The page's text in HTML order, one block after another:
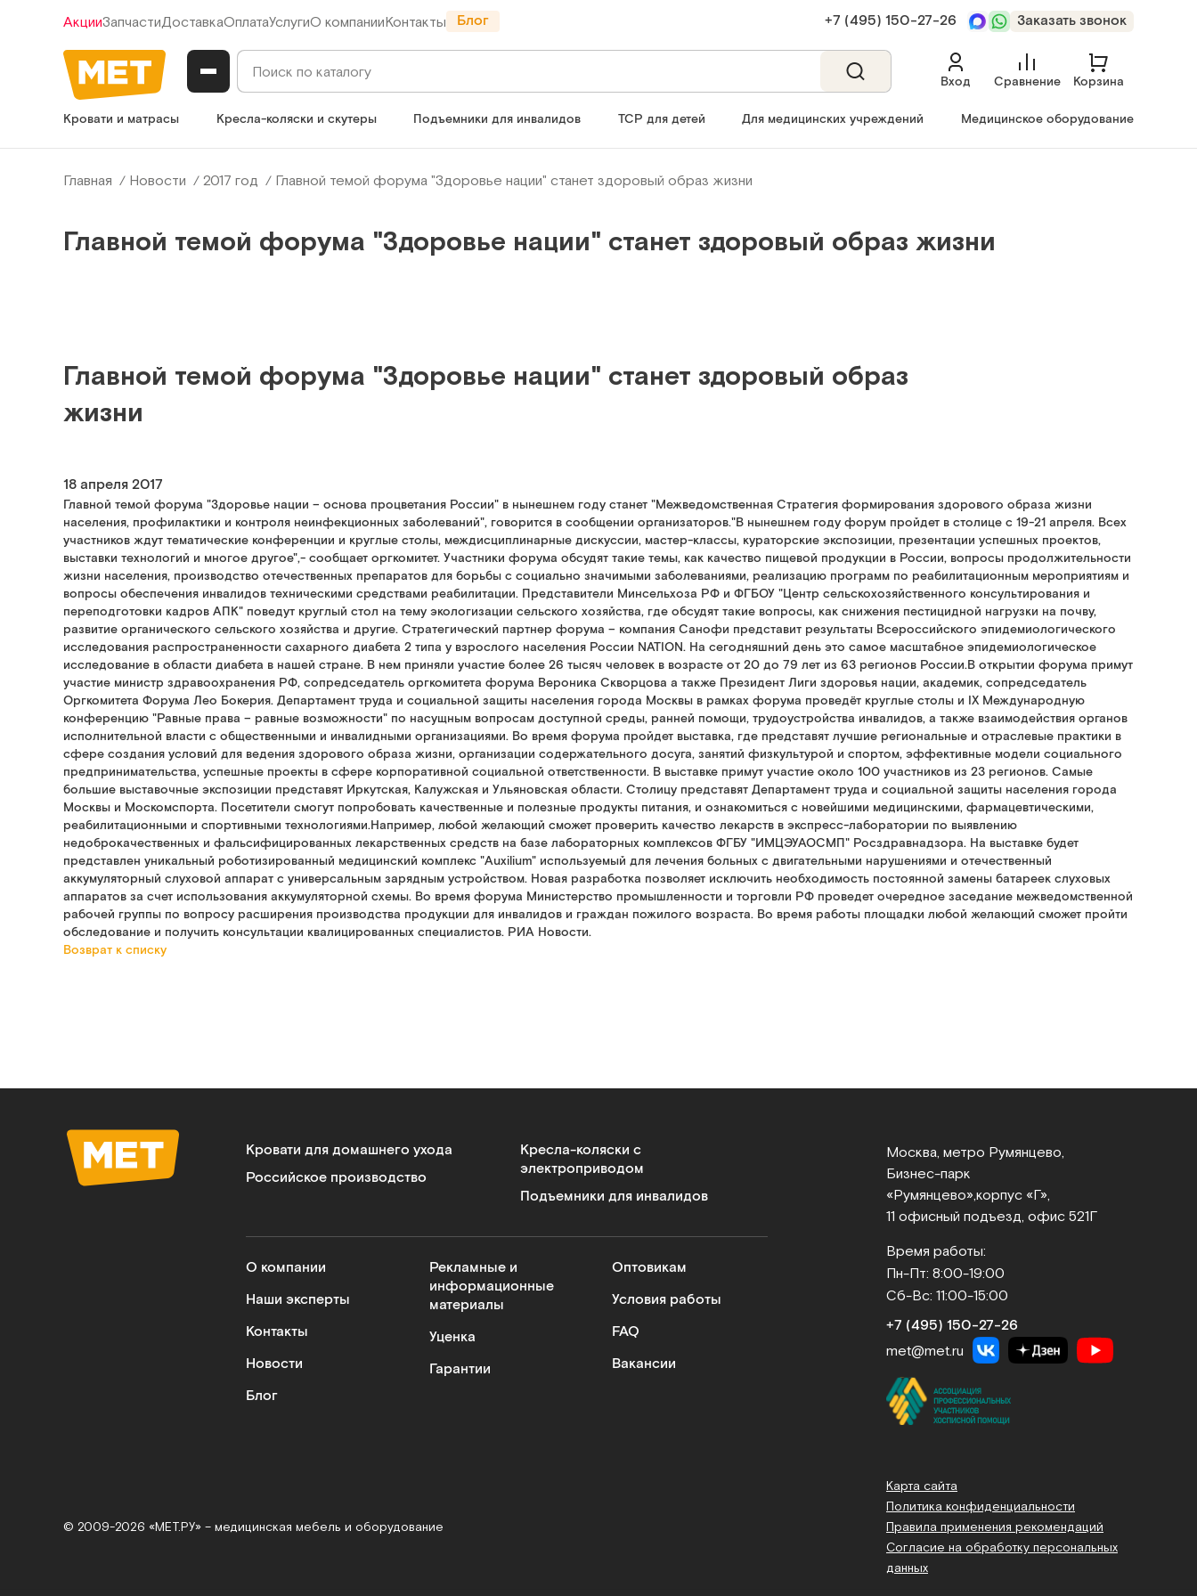
АкцииЗапчастиДоставкаОплатаУслугиО компанииКонтакты Блог +7 (495) 150‑27‑26 Заказать звонок
Вход Сравнение Корзина
Кровати и матрасы Кресла-коляски и скутеры Подъемники для инвалидов ТСР для детей Для медицинских учреждений Медицинское оборудование
Главная Новости 2017 год Главной темой форума "Здоровье нации" станет здоровый образ жизни
Главной темой форума "Здоровье нации" станет здоровый образ жизни
Главной темой форума "Здоровье нации" станет здоровый образ
жизни
18 апреля 2017
Главной темой форума "Здоровье нации – основа процветания России" в нынешнем году станет "Межведомственная Стратегия формирования здорового образа жизни
населения, профилактики и контроля неинфекционных заболеваний", говорится в сообщении организаторов."В нынешнем году форум пройдет в столице с 19-21 апреля. Всех
участников ждут тематические конференции и круглые столы, междисциплинарные дискуссии, мастер-классы, кураторские экспозиции, презентации успешных проектов,
выставки технологий и многое другое",- сообщает оргкомитет. Участники форума обсудят такие темы, как качество пищевой продукции в России, вопросы продолжительности
жизни населения, производство отечественных препаратов для борьбы с социально значимыми заболеваниями, реализацию программ по реабилитационным мероприятиям и
вопросы обеспечения инвалидов техническими средствами реабилитации. Представители Минсельхоза РФ и ФГБОУ "Центр сельскохозяйственного консультирования и
переподготовки кадров АПК" поведут круглый стол на тему экологизации сельского хозяйства, где обсудят такие вопросы, как снижения пестицидной нагрузки на почву,
развитие органического сельского хозяйства и другие. Стратегический партнер форума – компания Санофи представит результаты Всероссийского эпидемиологического
исследования распространенности сахарного диабета 2 типа у взрослого населения России NATION. На сегодняшний день это самое масштабное эпидемиологическое
исследование в области диабета в нашей стране. В нем приняли участие более 26 тысяч человек в возрасте от 20 до 79 лет из 63 регионов России.В открытии форума примут
участие министр здравоохранения РФ, сопредседатель оргкомитета форума Вероника Скворцова а также Президент Лиги здоровья нации, академик, сопредседатель
Оргкомитета Форума Лео Бокерия. Департамент труда и социальной защиты населения города Москвы в рамках форума проведёт круглые столы и IX Международную
конференцию "Равные права – равные возможности" по насущным вопросам доступной среды, ранней помощи, трудоустройства инвалидов, а также взаимодействия органов
исполнительной власти с общественными и инвалидными организациями. Во время форума пройдет выставка, где представят лучшие региональные и отраслевые практики в
сфере создания условий для ведения здорового образа жизни, организации содержательного досуга, занятий физкультурой и спортом, эффективные модели социального
предпринимательства, успешные проекты в сфере корпоративной социальной ответственности. В выставке примут участие около 100 участников из 23 регионов. Самые
большие выставочные экспозиции представят Иркутская, Калужская и Ульяновская области. Столицу представят Департамент труда и социальной защиты населения города
Москвы и Москомспорта. Посетители смогут попробовать качественные и полезные продукты питания, и ознакомиться с новейшими медицинскими, фармацевтическими,
реабилитационными и спортивными технологиями.Например, любой желающий сможет проверить качество лекарств в экспресс-лаборатории по выявлению
недоброкачественных и фальсифицированных лекарственных средств на базе лабораторных комплексов ФГБУ "ИМЦЭУАОСМП" Росздравнадзора. На выставке будет
представлен уникальный роботизированный медицинский комплекс "Auxilium" используемый для лечения больных с двигательными нарушениями и отечественный
аккумуляторный слуховой аппарат с универсальным зарядным устройством. Новая разработка позволяет исключить необходимость постоянной замены батареек слуховых
аппаратов за счет использования аккумуляторной схемы. Во время форума Министерство промышленности и торговли РФ проведет очередное заседание межведомственной
рабочей группы по вопросу расширения производства продукции для инвалидов и граждан пожилого возраста. Во время работы площадки любой желающий сможет пройти
обследование и получить консультации квалицированных специалистов. РИА Новости.
Возврат к списку
Кровати для домашнего ухода
Российское производство
Кресла-коляски с
электроприводом
Подъемники для инвалидов
О компании
Наши эксперты
Контакты
Новости
Блог
Рекламные и
информационные
материалы
Уценка
Гарантии
Оптовикам
Условия работы
FAQ
Вакансии
Москва, метро Румянцево,
Бизнес‑парк
«Румянцево», корпус «Г»,
11 офисный подъезд, офис 521Г
Время работы:
Пн-Пт: 8:00-19:00
Сб-Вс: 11:00-15:00
+7 (495) 150‑27‑26
met@met.ru
© 2009-2026 «МЕТ.РУ» – медицинская мебель и оборудование
Карта сайта
Политика конфиденциальности
Правила применения рекомендаций
Согласие на обработку персональных
данных